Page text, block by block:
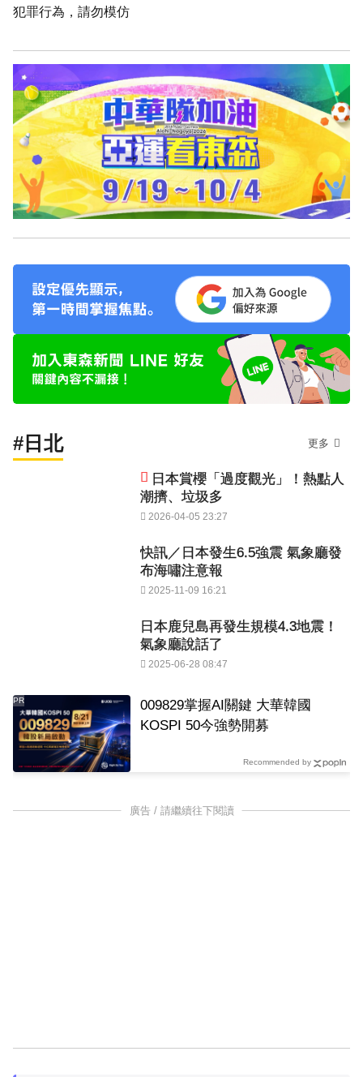
犯罪行為，請勿模仿
#日北 更多
日本賞櫻「過度觀光」！熱點人
潮擠、垃圾多
2026-04-05 23:27
快訊／日本發生6.5強震 氣象廳發
布海嘯注意報
2025-11-09 16:21
日本鹿兒島再發生規模4.3地震！
氣象廳說話了
2025-06-28 08:47
009829掌握AI關鍵 大華韓國
KOSPI 50今強勢開募
PR
Recommended by
廣告 / 請繼續往下閱讀